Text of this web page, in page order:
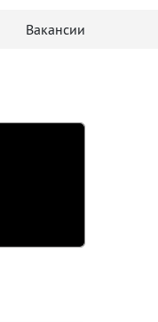
Вакансии